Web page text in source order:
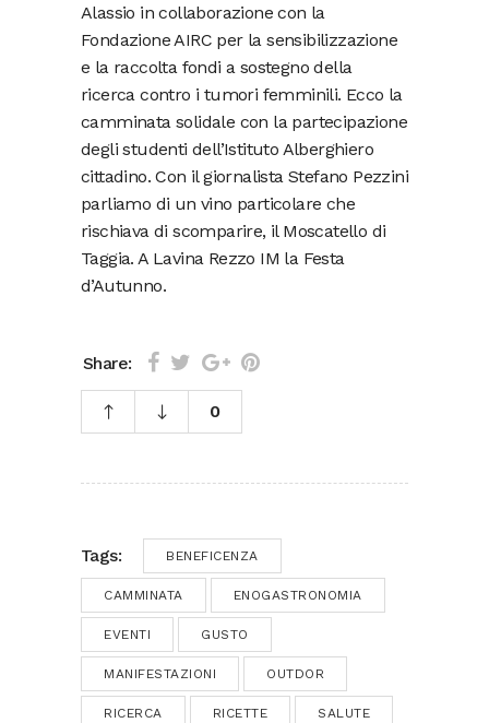
Alassio in collaborazione con la
Fondazione AIRC per la sensibilizzazione
e la raccolta fondi a sostegno della
ricerca contro i tumori femminili. Ecco la
camminata solidale con la partecipazione
degli studenti dell’Istituto Alberghiero
cittadino. Con il giornalista Stefano Pezzini
parliamo di un vino particolare che
rischiava di scomparire, il Moscatello di
Taggia. A Lavina Rezzo IM la Festa
d’Autunno.
Share:
0
Tags: BENEFICENZA
CAMMINATA ENOGASTRONOMIA
EVENTI GUSTO
MANIFESTAZIONI OUTDOR
RICERCA RICETTE SALUTE